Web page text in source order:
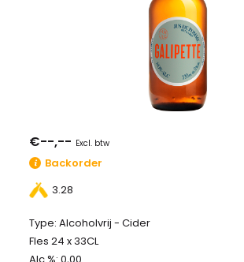
€--,-- Excl. btw
Backorder
3.28
Type: Alcoholvrij - Cider
Fles 24 x 33CL
Alc %: 0,00